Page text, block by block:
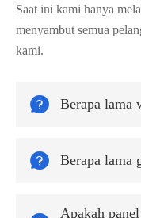
Saat ini kami hanya
menyambut semua
kami.
 Berapa lama
 Berapa lama
Apakah